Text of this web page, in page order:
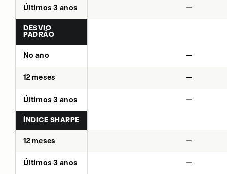
Últimos 3 anos —
DESVIO
PADRÃO
No ano —
12 meses —
Últimos 3 anos —
ÍNDICE SHARPE
12 meses —
Últimos 3 anos —